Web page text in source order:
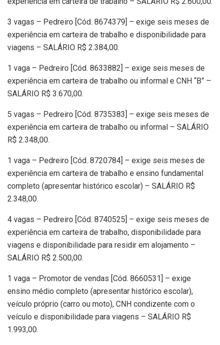
3 vagas – Pedreiro [Cód. 8674379] – exige seis meses de
experiência em carteira de trabalho e disponibilidade para
viagens – SALÁRIO R$ 2.384,00.
1 vaga – Pedreiro [Cód. 8633882] – exige seis meses de
experiência em carteira de trabalho ou informal e CNH “B” –
SALÁRIO R$ 3.670,00.
5 vagas – Pedreiro [Cód. 8735383] – exige seis meses de
experiência em carteira de trabalho ou informal – SALÁRIO
R$ 2.348,00.
1 vaga – Pedreiro [Cód. 8720784] – exige seis meses de
experiência em carteira de trabalho e ensino fundamental
completo (apresentar histórico escolar) – SALÁRIO R$
2.348,00.
4 vagas – Pedreiro [Cód. 8740525] – exige seis meses de
experiência em carteira de trabalho, disponibilidade para
viagens e disponibilidade para residir em alojamento –
SALÁRIO R$ 2.500,00.
1 vaga – Promotor de vendas [Cód. 8660531] – exige
ensino médio completo (apresentar histórico escolar),
veículo próprio (carro ou moto), CNH condizente com o
veículo e disponibilidade para viagens – SALÁRIO R$
1.993,00.